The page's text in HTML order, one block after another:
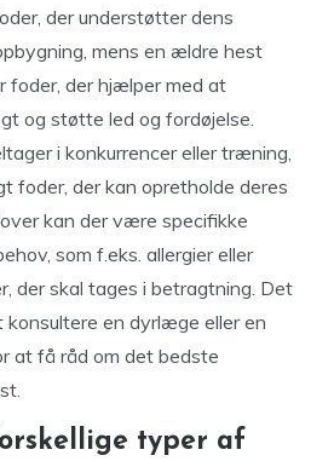
der understøtter dens
mens en ældre hest
foder, der hjælper med at
og støtte led og fordøjelse.
i konkurrencer eller træning,
foder, der kan opretholde deres
kan der være specifikke
som f.eks. allergier eller
der skal tages i betragtning. Det
konsultere en dyrlæge eller en
at få råd om det bedste
typer af